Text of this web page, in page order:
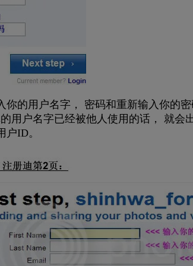
你的用户名字， 密码和重新输入你的密
用户名字已经被他人使用的话， 就会
户ID。